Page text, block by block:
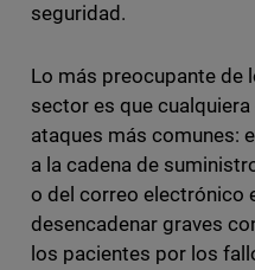
seguridad.
Lo más preocupante de
sector es que
ataques más comunes:
a la cadena de
o del correo electrónico
desencadenar graves
los pacientes por los